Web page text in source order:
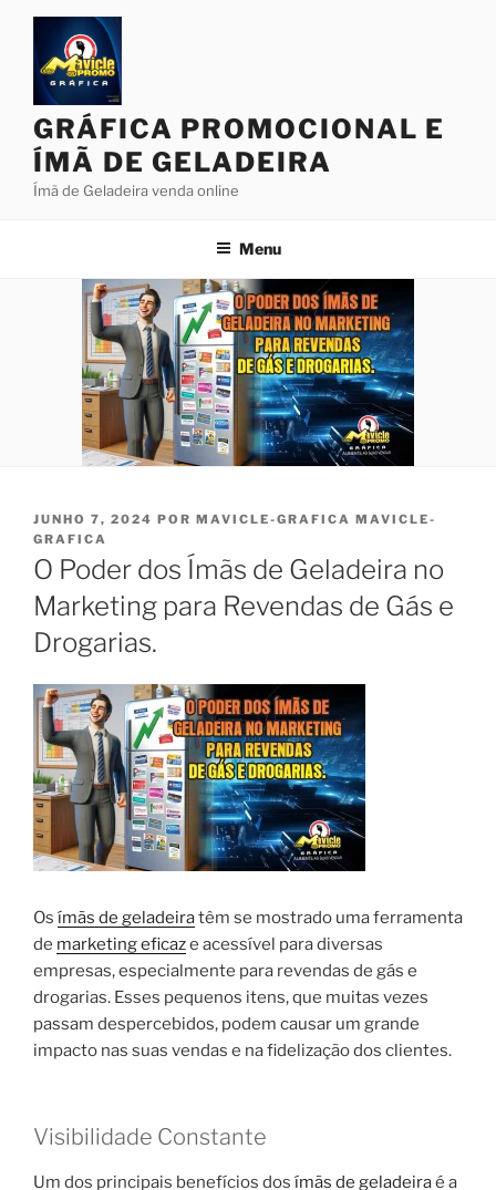
Pular
conteúdo
GRÁFICA PROMOCIONAL E
ÍMÃ DE GELADEIRA
Ímã de Geladeira venda online
Menu
PUBLICADO
EM
JUNHO 7, 2024 POR MAVICLE-GRAFICA MAVICLE-
GRAFICA
O Poder dos Ímãs de Geladeira no
Marketing para Revendas de Gás e
Drogarias.
Os ímãs de geladeiratêm se mostrado uma ferramenta
de marketing eficaze acessível para diversas
empresas, especialmente para revendas de gás e
drogarias. Esses pequenos itens, que muitas vezes
passam despercebidos, podem causar um grande
impacto nas suas vendas e na fidelização dos clientes.
Visibilidade Constante
Um dos principais benefícios dos ímãs de geladeiraé a